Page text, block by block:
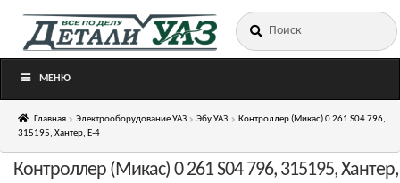
Перейти
Перейти
Искать:
МЕНЮ
Главная Электрооборудование УАЗ Эбу УАЗ
Контроллер (Микас) 0 261 S04 796,
315195, Хантер, Е-4
Контроллер (Микас) 0 261 S04 796, 315195, Хантер,